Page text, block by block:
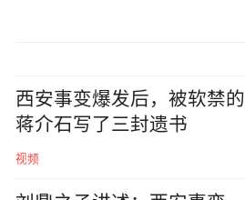
西安事变爆发后，被软禁的
蒋介石写了三封遗书
视频